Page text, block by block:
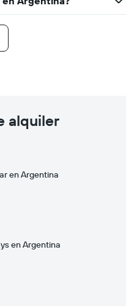
alquiler
en Argentina
en Argentina